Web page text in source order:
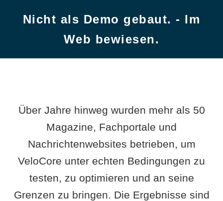
Nicht als Demo gebaut. - Im
Web bewiesen.
Über Jahre hinweg wurden mehr als 50
Magazine, Fachportale und
Nachrichtenwebsites betrieben, um
VeloCore unter echten Bedingungen zu
testen, zu optimieren und an seine
Grenzen zu bringen. Die Ergebnisse sind